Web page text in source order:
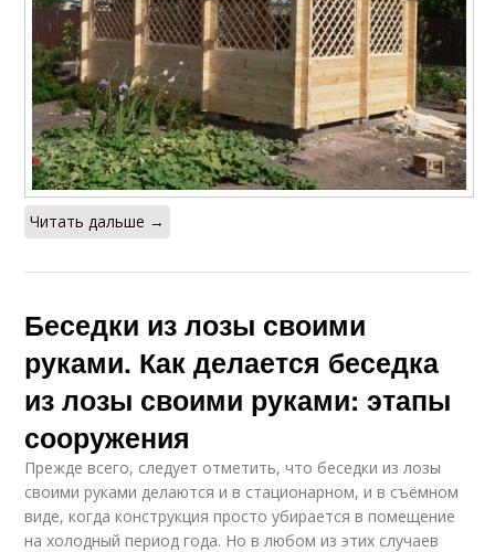
Читать дальше →
Беседки из лозы своими
руками. Как делается беседка
из лозы своими руками: этапы
сооружения
Прежде всего, следует отметить, что беседки из лозы
своими руками делаются и в стационарном, и в съёмном
виде, когда конструкция просто убирается в помещение
на холодный период года. Но в любом из этих случаев